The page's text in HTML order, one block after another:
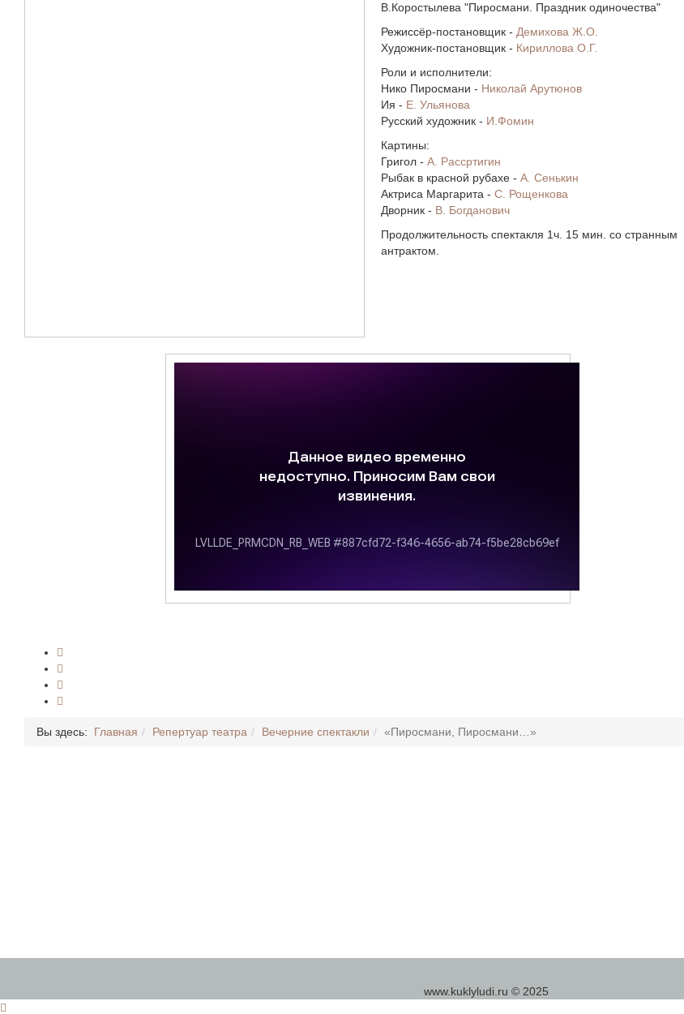
В.Коростылева "Пиросмани. Праздник одиночества"
Режиссёр-постановщик - Демихова Ж.О.
Художник-постановщик - Кириллова О.Г.
Роли и исполнители:
Нико Пиросмани - Николай Арутюнов
Ия - Е. Ульянова
Русский художник - И.Фомин
Картины:
Григол - А. Рассртигин
Рыбак в красной рубахе - А. Сенькин
Актриса Маргарита - С. Рощенкова
Дворник - В. Богданович
Продолжительность спектакля 1ч. 15 мин. со странным
антрактом.
Вы здесь: Главная Репертуар театра Вечерние спектакли «Пиросмани, Пиросмани…»
www.kuklyludi.ru © 2025